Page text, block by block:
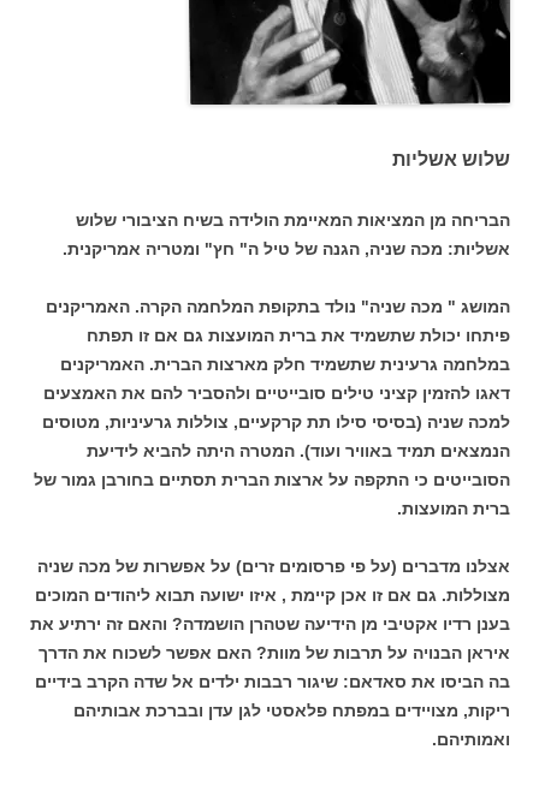
שלוש אשליות
הבריחה מן המציאות המאיימת הולידה בשיח הציבורי שלוש
אשליות: מכה שניה, הגנה של טיל ה" חץ" ומטריה אמריקנית.
המושג " מכה שניה" נולד בתקופת המלחמה הקרה. האמריקנים
פיתחו יכולת שתשמיד את ברית המועצות גם אם זו תפתח
במלחמה גרעינית שתשמיד חלק מארצות הברית. האמריקנים
דאגו להזמין קציני טילים סובייטיים ולהסביר להם את האמצעים
למכה שניה (בסיסי סילו תת קרקעיים, צוללות גרעיניות, מטוסים
הנמצאים תמיד באוויר ועוד). המטרה היתה להביא לידיעת
הסובייטים כי התקפה על ארצות הברית תסתיים בחורבן גמור של
ברית המועצות.
אצלנו מדברים (על פי פרסומים זרים) על אפשרות של מכה שניה
מצוללות. גם אם זו אכן קיימת , איזו ישועה תבוא ליהודים המוכים
בענן רדיו אקטיבי מן הידיעה שטהרן הושמדה? והאם זה ירתיע את
איראן הבנויה על תרבות של מוות? האם אפשר לשכוח את הדרך
בה הביסו את סאדאם: שיגור רבבות ילדים אל שדה הקרב בידיים
ריקות, מצויידים במפתח פלאסטי לגן עדן ובברכת אבותיהם
ואמותיהם.